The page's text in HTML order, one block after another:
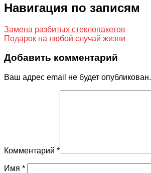
Навигация по записям
Замена разбитых стеклопакетов
Подарок на любой случай жизни
Добавить комментарий
Ваш адрес email не будет опубликован.
Комментарий *
Имя *